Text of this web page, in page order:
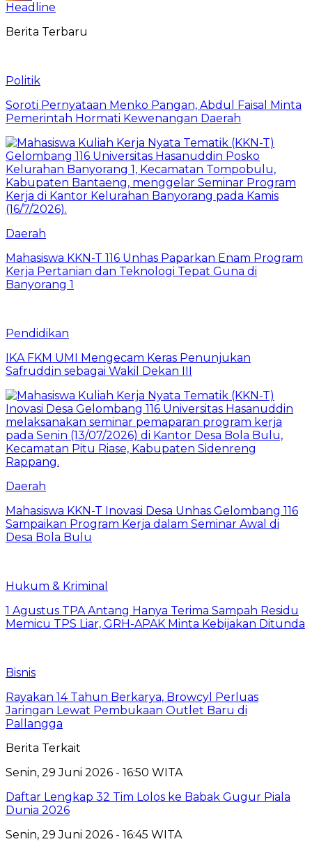
Headline
Berita Terbaru
Politik
Soroti Pernyataan Menko Pangan, Abdul Faisal Minta
Pemerintah Hormati Kewenangan Daerah
Daerah
Mahasiswa KKN-T 116 Unhas Paparkan Enam Program
Kerja Pertanian dan Teknologi Tepat Guna di
Banyorang 1
Pendidikan
IKA FKM UMI Mengecam Keras Penunjukan
Safruddin sebagai Wakil Dekan III
Daerah
Mahasiswa KKN-T Inovasi Desa Unhas Gelombang 116
Sampaikan Program Kerja dalam Seminar Awal di
Desa Bola Bulu
Hukum & Kriminal
1 Agustus TPA Antang Hanya Terima Sampah Residu
Memicu TPS Liar, GRH-APAK Minta Kebijakan Ditunda
Bisnis
Rayakan 14 Tahun Berkarya, Browcyl Perluas
Jaringan Lewat Pembukaan Outlet Baru di
Pallangga
Berita Terkait
Senin, 29 Juni 2026 - 16:50 WITA
Daftar Lengkap 32 Tim Lolos ke Babak Gugur Piala
Dunia 2026
Senin, 29 Juni 2026 - 16:45 WITA